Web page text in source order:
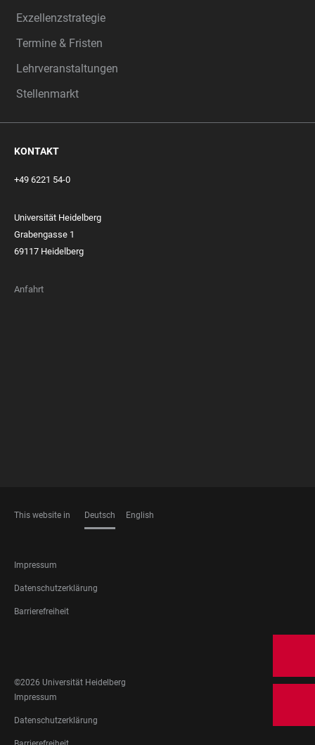
Exzellenzstrategie
Termine & Fristen
Lehrveranstaltungen
Stellenmarkt
KONTAKT
+49 6221 54-0
Universität Heidelberg
Grabengasse 1
69117 Heidelberg
Anfahrt
This website in Deutsch English
FOOTER
LEGAL
Impressum
Datenschutzerklärung
Barrierefreiheit
MEDIA
©2026 Universität Heidelberg
FOOTER
LEGAL
Impressum
Datenschutzerklärung